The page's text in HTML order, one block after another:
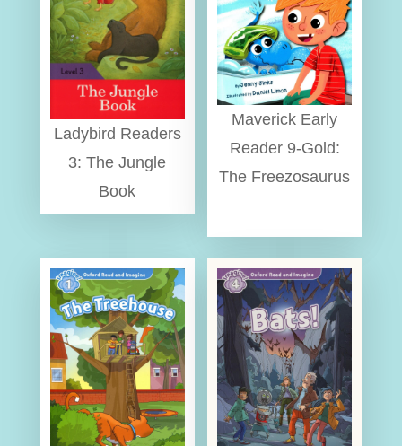
Ladybird Readers
3: The Jungle
Book
Maverick Early
Reader 9-Gold:
The Freezosaurus